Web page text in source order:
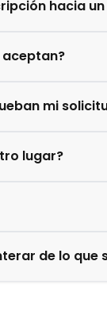
hacia
mi
lugar?
de lo